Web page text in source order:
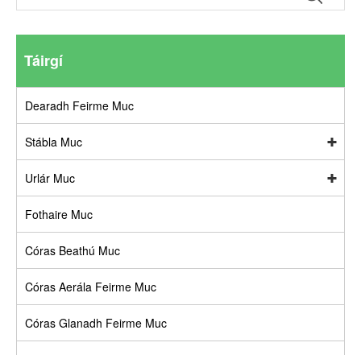
Táirgí
Dearadh Feirme Muc
Stábla Muc
Urlár Muc
Fothaire Muc
Córas Beathú Muc
Córas Aerála Feirme Muc
Córas Glanadh Feirme Muc